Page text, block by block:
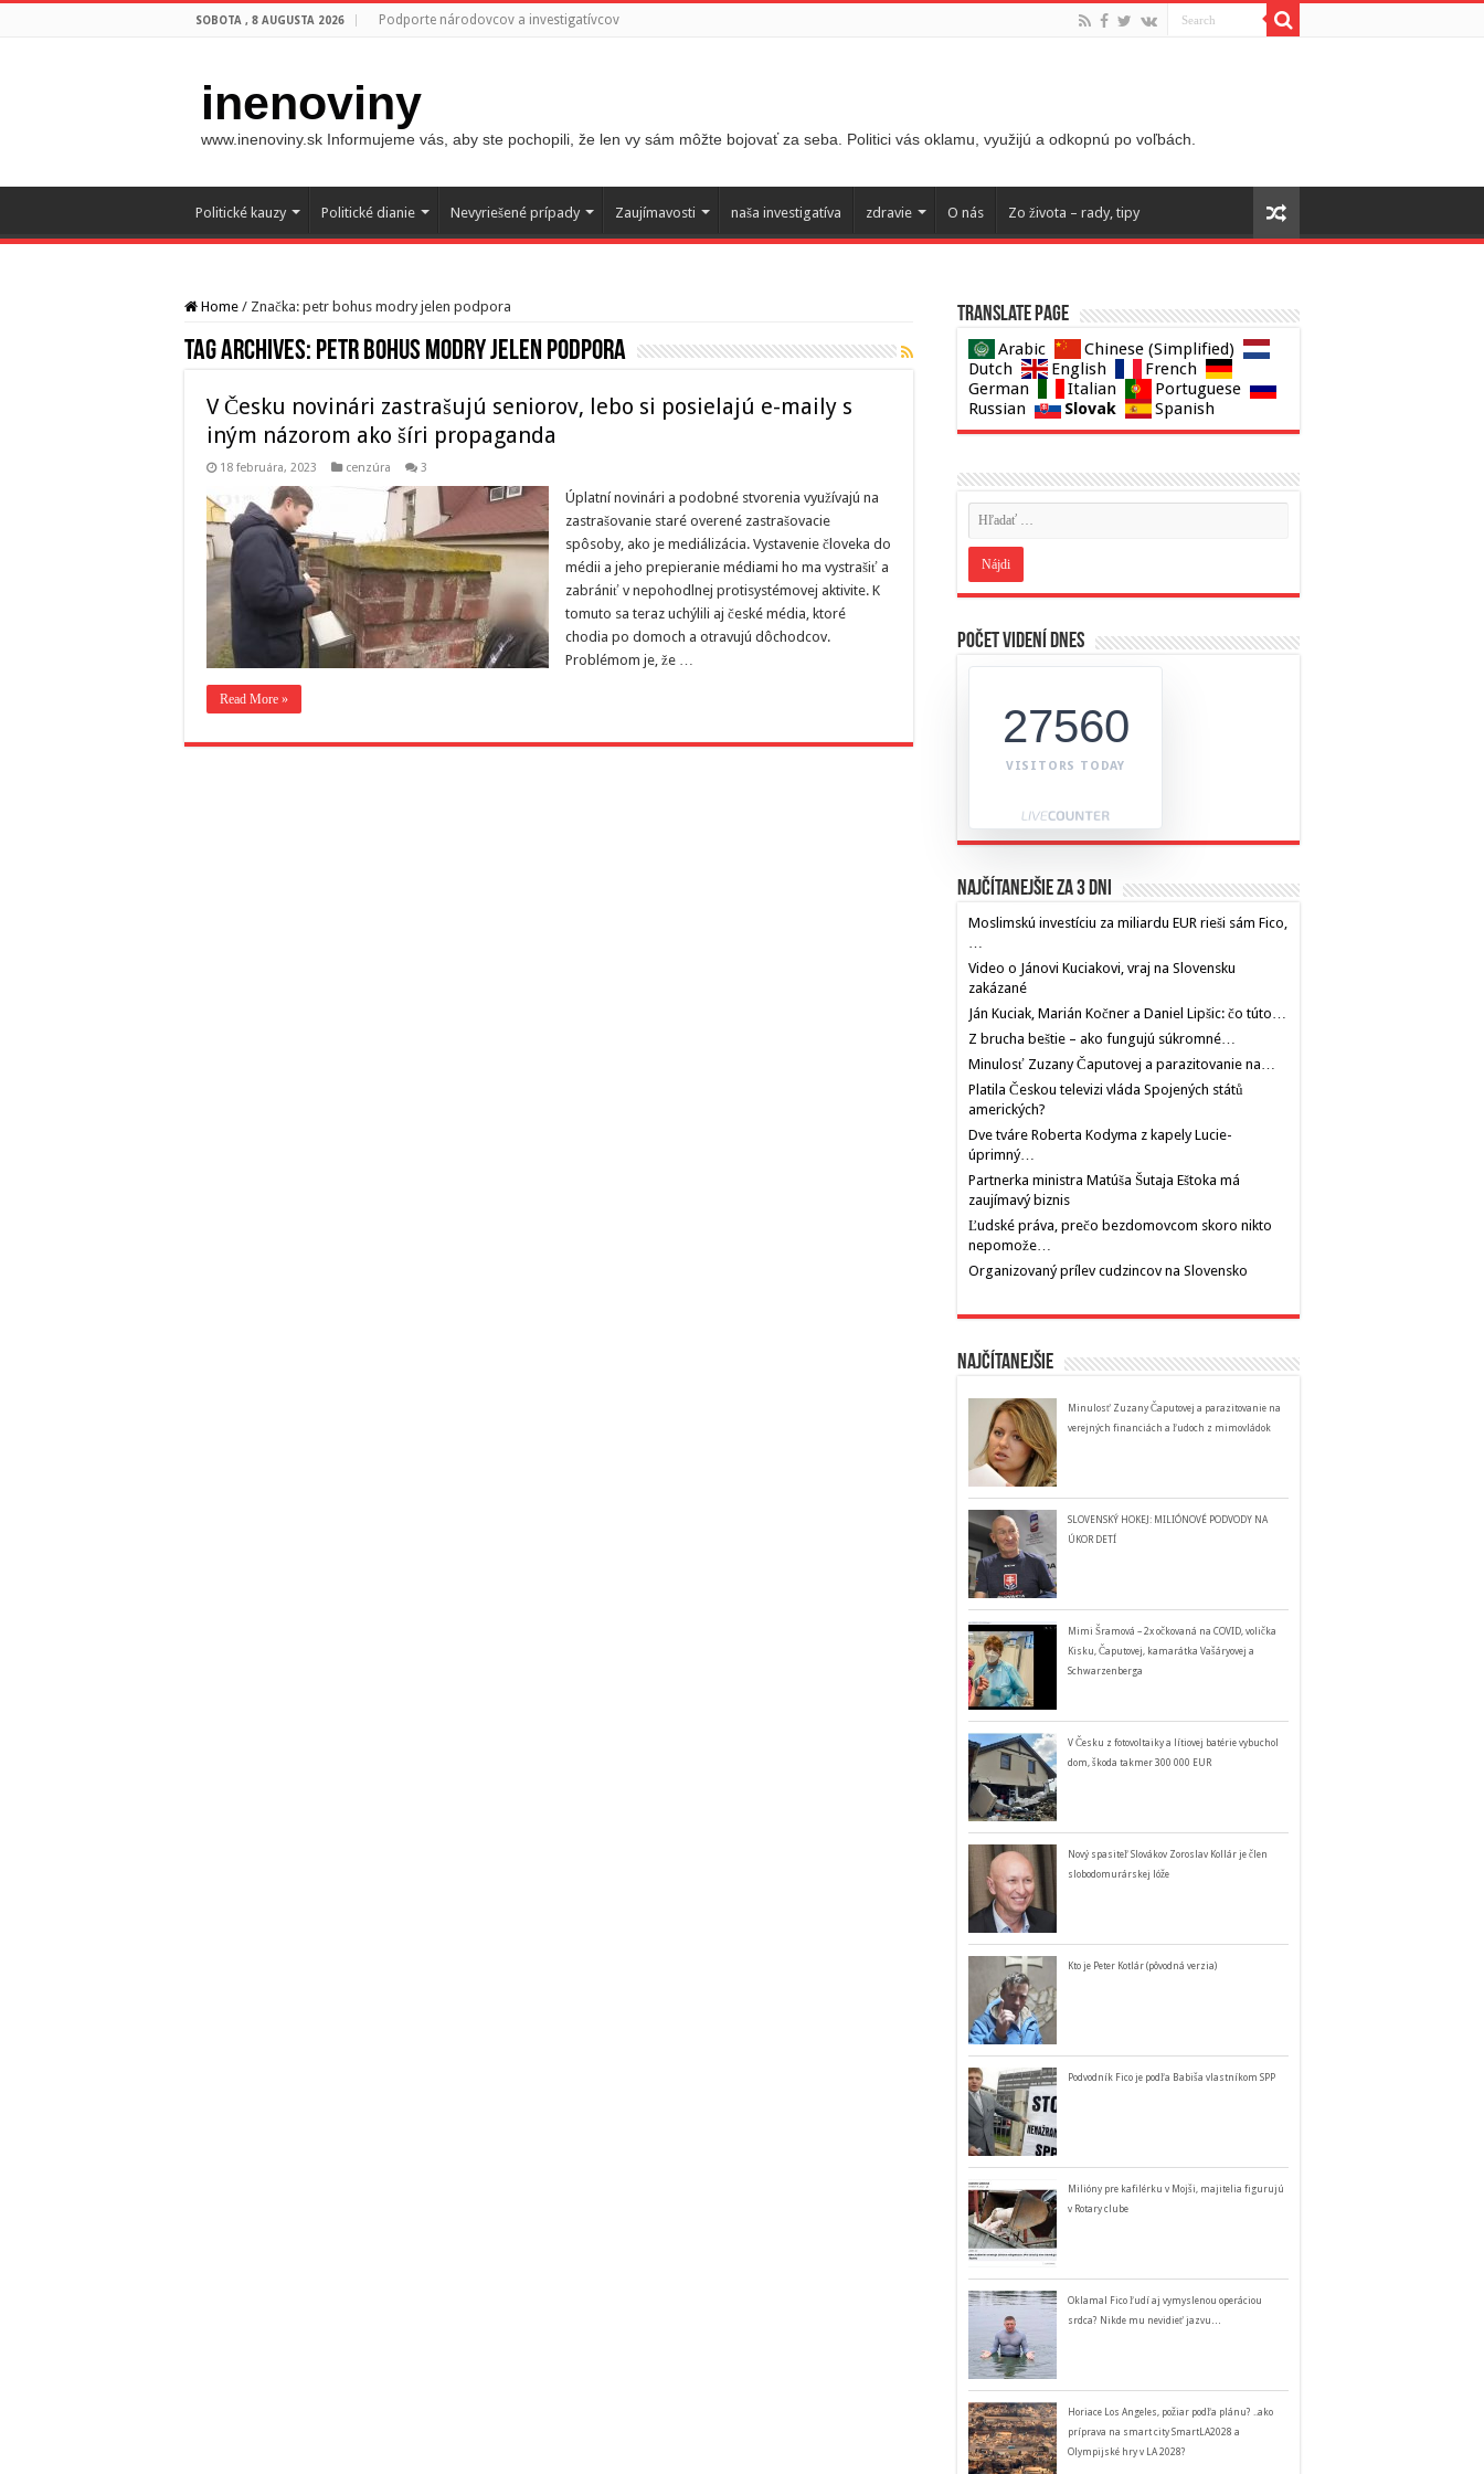
SOBOTA , 8 AUGUSTA 2026 Podporte národovcov a investigatívcov
inenoviny
www.inenoviny.sk Informujeme vás, aby ste pochopili, že len vy sám môžte bojovať za seba. Politici vás oklamu, využijú a odkopnú po voľbách.
Politické kauzy Politické dianie Nevyriešené prípady Zaujímavosti naša investigatíva zdravie O nás Zo života – rady, tipy
Home / Značka: petr bohus modry jelen podpora
Tag Archives: petr bohus modry jelen podpora
V Česku novinári zastrašujú seniorov, lebo si posielajú e-maily s
iným názorom ako šíri propaganda
18 februára, 2023 cenzúra 3
Úplatní novinári a podobné stvorenia využívajú na
zastrašovanie staré overené zastrašovacie
spôsoby, ako je mediálizácia. Vystavenie človeka do
médii a jeho prepieranie médiami ho ma vystrašiť a
zabrániť v nepohodlnej protisystémovej aktivite. K
tomuto sa teraz uchýlili aj české média, ktoré
chodia po domoch a otravujú dôchodcov.
Problémom je, že …
Read More »
Translate page
Arabic
Chinese (Simplified)
Dutch
English
French
German
Italian
Portuguese
Russian
Slovak Spanish
Počet videní dnes
27560
VISITORS TODAY
Najčítanejšie za 3 dni
Moslimskú investíciu za miliardu EUR rieši sám Fico,
…
Video o Jánovi Kuciakovi, vraj na Slovensku
zakázané
Ján Kuciak, Marián Kočner a Daniel Lipšic: čo túto…
Z brucha beštie – ako fungujú súkromné…
Minulosť Zuzany Čaputovej a parazitovanie na…
Platila Českou televizi vláda Spojených států
amerických?
Dve tváre Roberta Kodyma z kapely Lucie-
úprimný…
Partnerka ministra Matúša Šutaja Eštoka má
zaujímavý biznis
Ľudské práva, prečo bezdomovcom skoro nikto
nepomože…
Organizovaný prílev cudzincov na Slovensko
Najčítanejšie
Minulosť Zuzany Čaputovej a parazitovanie na
verejných financiách a ľudoch z mimovládok
SLOVENSKÝ HOKEJ: MILIÓNOVÉ PODVODY NA
ÚKOR DETÍ
Mimi Šramová – 2x očkovaná na COVID, volička
Kisku, Čaputovej, kamarátka Vašáryovej a
Schwarzenberga
V Česku z fotovoltaiky a lítiovej batérie vybuchol
dom, škoda takmer 300 000 EUR
Nový spasiteľ Slovákov Zoroslav Kollár je člen
slobodomurárskej lóže
Kto je Peter Kotlár (pôvodná verzia)
Podvodník Fico je podľa Babiša vlastníkom SPP
Milióny pre kafilérku v Mojši, majitelia figurujú
v Rotary clube
Oklamal Fico ľudí aj vymyslenou operáciou
srdca? Nikde mu nevidieť jazvu…
Horiace Los Angeles, požiar podľa plánu? ..ako
príprava na smart city SmartLA2028 a
Olympijské hry v LA 2028?